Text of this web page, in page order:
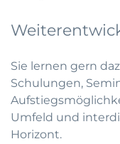
Sie lernen gern
Schulungen,
Umfeld und
Horizont.